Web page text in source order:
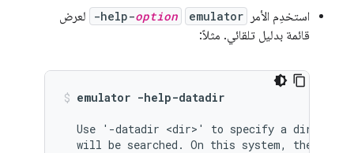
استخدِم الأمر
emulator
-help-option
لعرض
قائمة بدليل تلقائي. مثلاً:
emulator -help-datadir
Use '-datadir <dir>' to specify a
will be searched. On this system, the